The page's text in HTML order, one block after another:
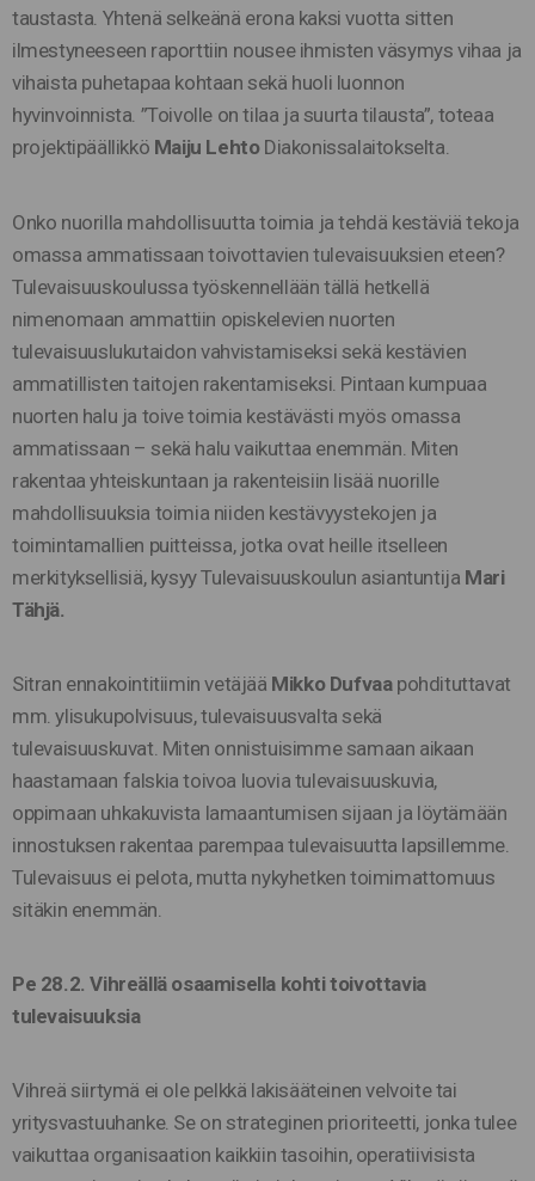
taustasta. Yhtenä selkeänä erona kaksi vuotta sitten
ilmestyneeseen raporttiin nousee ihmisten väsymys vihaa ja
vihaista puhetapaa kohtaan sekä huoli luonnon
hyvinvoinnista. ”Toivolle on tilaa ja suurta tilausta”, toteaa
projektipäällikkö Maiju LehtoDiakonissalaitokselta.
Onko nuorilla mahdollisuutta toimia ja tehdä kestäviä tekoja
omassa ammatissaan toivottavien tulevaisuuksien eteen?
Tulevaisuuskoulussa työskennellään tällä hetkellä
nimenomaan ammattiin opiskelevien nuorten
tulevaisuuslukutaidon vahvistamiseksi sekä kestävien
ammatillisten taitojen rakentamiseksi. Pintaan kumpuaa
nuorten halu ja toive toimia kestävästi myös omassa
ammatissaan – sekä halu vaikuttaa enemmän. Miten
rakentaa yhteiskuntaan ja rakenteisiin lisää nuorille
mahdollisuuksia toimia niiden kestävyystekojen ja
toimintamallien puitteissa, jotka ovat heille itselleen
merkityksellisiä, kysyy Tulevaisuuskoulun asiantuntija Mari
Tähjä.
Sitran ennakointitiimin vetäjää Mikko Dufvaapohdituttavat
mm. ylisukupolvisuus, tulevaisuusvalta sekä
tulevaisuuskuvat. Miten onnistuisimme samaan aikaan
haastamaan falskia toivoa luovia tulevaisuuskuvia,
oppimaan uhkakuvista lamaantumisen sijaan ja löytämään
innostuksen rakentaa parempaa tulevaisuutta lapsillemme.
Tulevaisuus ei pelota, mutta nykyhetken toimimattomuus
sitäkin enemmän.
Pe 28.2. Vihreällä osaamisella kohti toivottavia
tulevaisuuksia
Vihreä siirtymä ei ole pelkkä lakisääteinen velvoite tai
yritysvastuuhanke. Se on strateginen prioriteetti, jonka tulee
vaikuttaa organisaation kaikkiin tasoihin, operatiivisista